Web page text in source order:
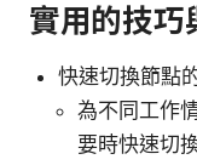
實用的技巧
快速切換節點
為不同工作
要時快速切